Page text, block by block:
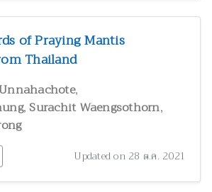
of Praying Mantis
Thailand
,
, Surachit Waengsothorn,
Updated on 28 ต.ค. 2021